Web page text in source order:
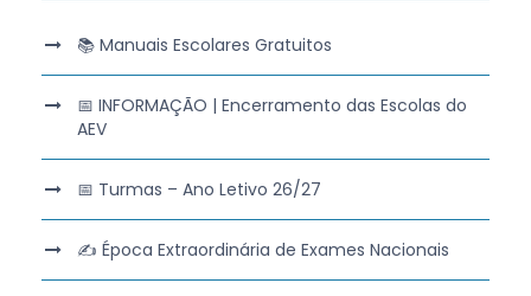
📚 Manuais Escolares Gratuitos
📅 INFORMAÇÃO | Encerramento das Escolas do
AEV
📅 Turmas – Ano Letivo 26/27
✍️ Época Extraordinária de Exames Nacionais